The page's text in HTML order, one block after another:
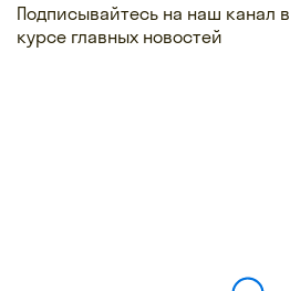
Подписывайтесь на наш канал в
курсе главных новостей